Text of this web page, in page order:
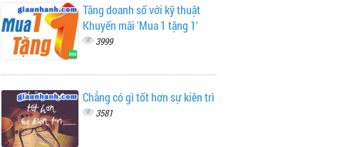
Tăng doanh số với kỹ thuật
Khuyến mãi 'Mua 1 tặng 1'
3999
Chẳng có gì tốt hơn sự kiên trì
3581